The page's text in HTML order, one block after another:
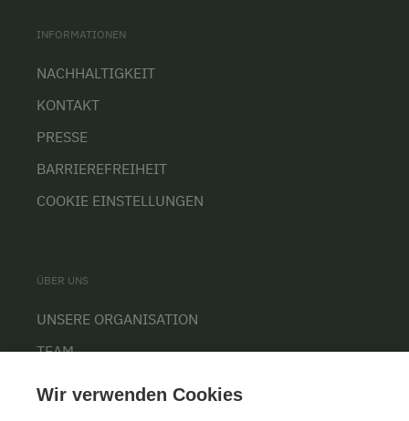
INFORMATIONEN
NACHHALTIGKEIT
KONTAKT
PRESSE
BARRIEREFREIHEIT
COOKIE EINSTELLUNGEN
ÜBER UNS
UNSERE ORGANISATION
TEAM
KARRIERE
Wir verwenden Cookies